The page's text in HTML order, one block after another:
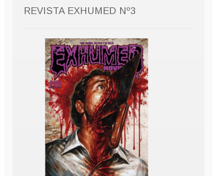
REVISTA EXHUMED Nº3